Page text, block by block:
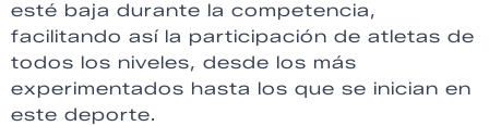
esté baja durante la competencia,
facilitando así la participación de atletas de
todos los niveles, desde los más
experimentados hasta los que se inician en
este deporte.